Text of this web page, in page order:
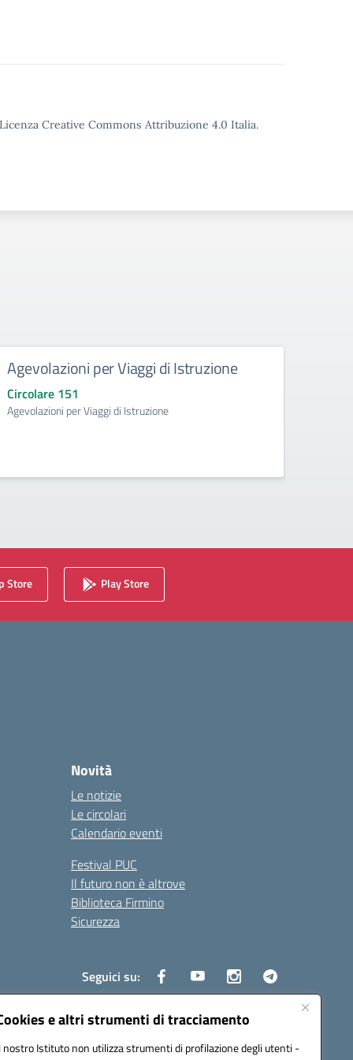
e altri strumenti di tracciamento
nostro Istituto non utilizza strumenti di profilazione degli utenti -
Creative Commons Attribuzione 4.0 Italia.
Agevolazioni per Viaggi di Istruzione
Circolare 151
Agevolazioni per Viaggi di Istruzione
Store Play Store
Novità
Le notizie
Le circolari
Calendario eventi
Festival PUC
Il futuro non è altrove
Biblioteca Firmino
Sicurezza
Seguici su: